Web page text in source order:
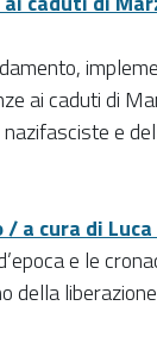
ai caduti di
e
a cura di Luca
e le
della